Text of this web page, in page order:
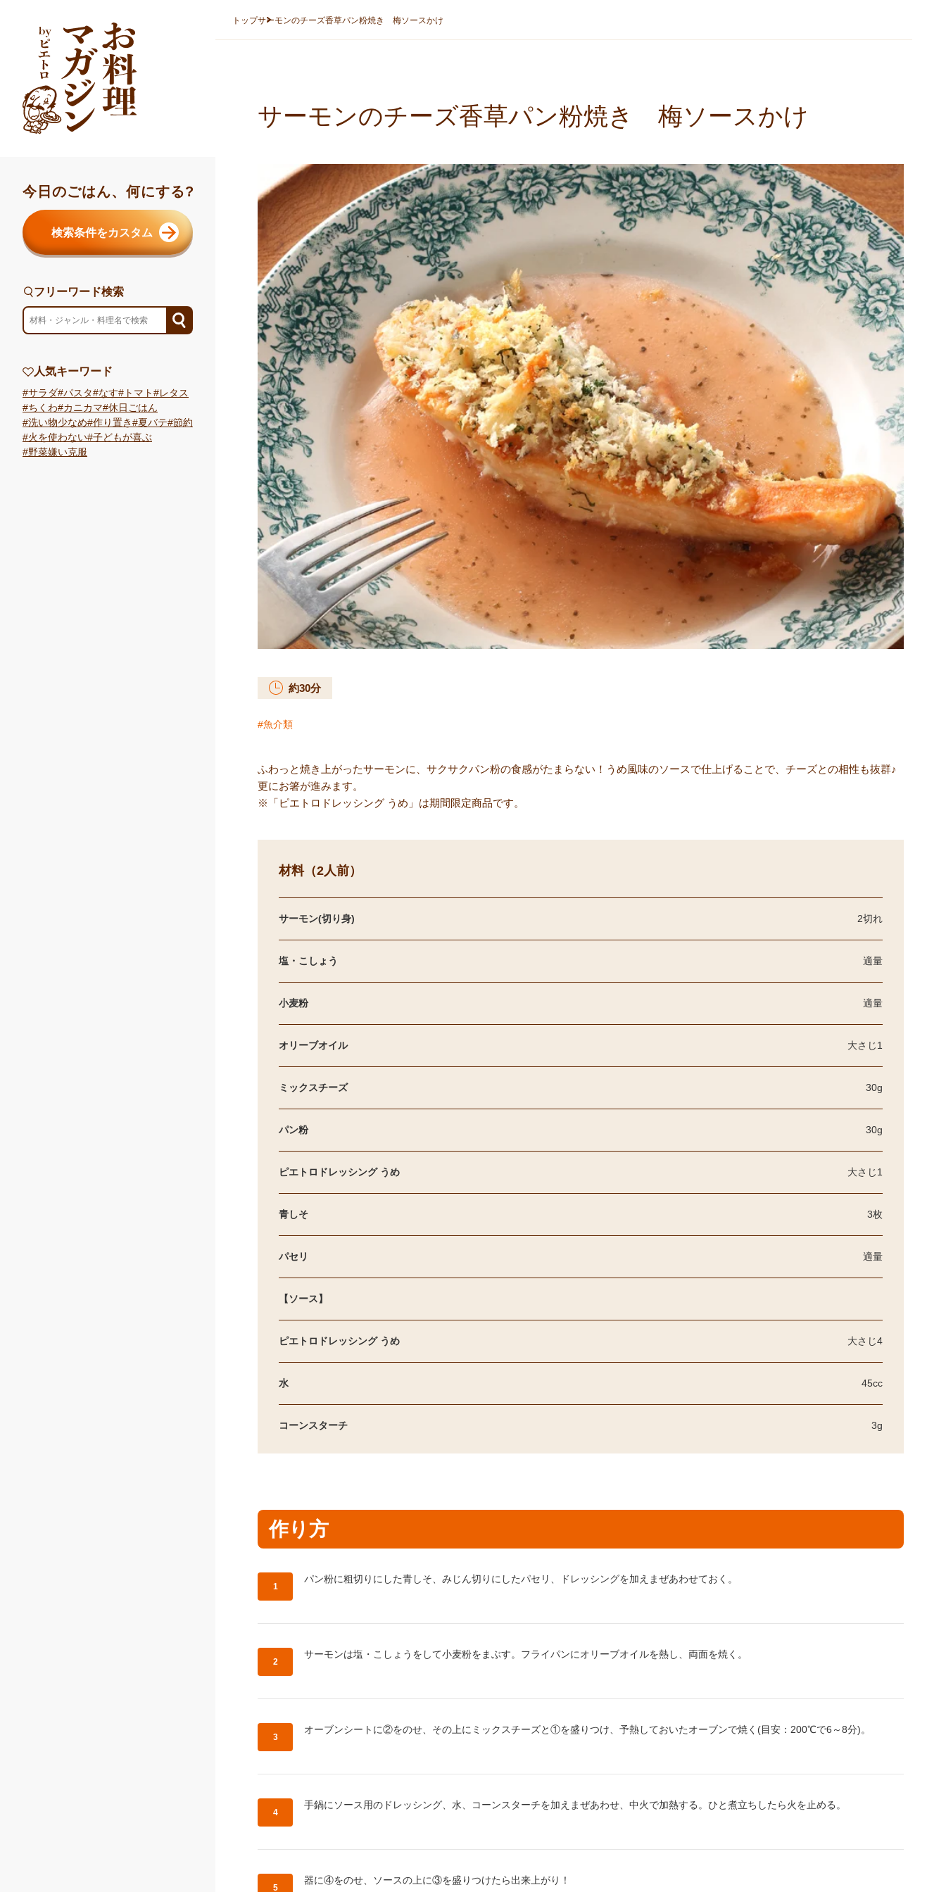
今日のごはん、何にする?
検索条件をカスタム
フリーワード検索
フリーワード検索
人気キーワード
サラダ パスタ なす トマト
レタス
ちくわ
カニカマ 休日ごはん
洗い物少なめ 作り置き 夏バテ 節約
火を使わない 子どもが喜ぶ
野菜嫌い克服
トップサーモンのチーズ香草パン粉焼き 梅ソースかけ
サーモンのチーズ香草パン粉焼き 梅ソースかけ
約30分
魚介類
ふわっと焼き上がったサーモンに、サクサクパン粉の食感がたまらない！うめ風味のソースで仕上げることで、チーズとの相性も抜群♪
更にお箸が進みます。
※「ピエトロドレッシング うめ」は期間限定商品です。
材料（2人前）
サーモン(切り身) 2切れ
塩・こしょう 適量
小麦粉 適量
オリーブオイル 大さじ1
ミックスチーズ 30g
パン粉 30g
ピエトロドレッシング うめ 大さじ1
青しそ 3枚
パセリ 適量
【ソース】
ピエトロドレッシング うめ 大さじ4
水 45cc
コーンスターチ 3g
作り方
作り方1：
パン粉に粗切りにした青しそ、みじん切りにしたパセリ、ドレッシングを加えまぜあわせておく。
作り方2：
サーモンは塩・こしょうをして小麦粉をまぶす。フライパンにオリーブオイルを熱し、両面を焼く。
作り方3：
オーブンシートに②をのせ、その上にミックスチーズと①を盛りつけ、予熱しておいたオーブンで焼く(目安：200℃で6～8分)。
作り方4：
手鍋にソース用のドレッシング、水、コーンスターチを加えまぜあわせ、中火で加熱する。ひと煮立ちしたら火を止める。
作り方5：
器に④をのせ、ソースの上に③を盛りつけたら出来上がり！